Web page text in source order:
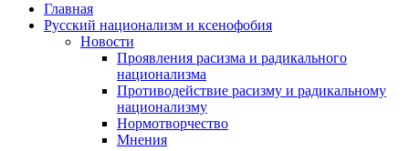
Главная
Русский национализм и ксенофобия
Новости
Проявления расизма и радикального
национализма
Противодействие расизму и радикальному
национализму
Нормотворчество
Мнения